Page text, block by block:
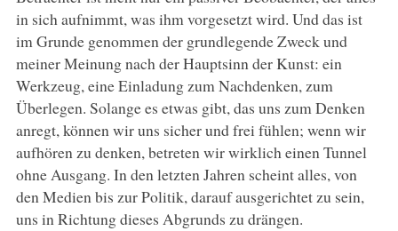
in sich aufnimmt, was ihm vorgesetzt wird. Und das ist
im Grunde genommen der grundlegende Zweck und
meiner Meinung nach der Hauptsinn der Kunst: ein
Werkzeug, eine Einladung zum Nachdenken, zum
Überlegen. Solange es etwas gibt, das uns zum Denken
anregt, können wir uns sicher und frei fühlen; wenn wir
aufhören zu denken, betreten wir wirklich einen Tunnel
ohne Ausgang. In den letzten Jahren scheint alles, von
den Medien bis zur Politik, darauf ausgerichtet zu sein,
uns in Richtung dieses Abgrunds zu drängen.